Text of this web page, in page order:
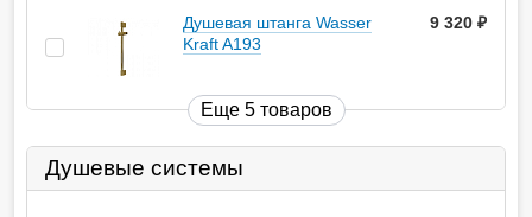
Душевая штанга Wasser
Kraft A193
9 320
Еще 5 товаров
Душевые системы